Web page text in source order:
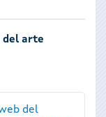
del arte
del